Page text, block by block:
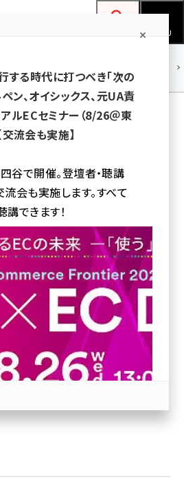
ショップ担当者フォーラム
MENU
(772)
れている記事の一覧
表示中
ネ）」に実店舗で
追加、今夏から実
入キャンペーンも実施
する時代に打つべき「次の
ン、オイシックス、元UA責
ルECセミナー（8/26＠東
交流会も実施】
四谷で開催。登壇者・聴講
会も実施します。すべて
できます！